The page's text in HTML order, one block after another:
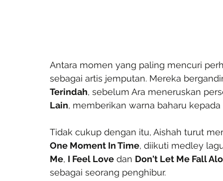
Antara momen yang paling mencuri
sebagai artis jemputan. Mereka
Terindah, sebelum Ara meneruskan
Lain, memberikan warna baharu
Tidak cukup dengan itu, Aishah turut
One Moment In Time, diikuti medley
Me, I Feel Love dan Don't Let Me Fall
sebagai seorang penghibur.